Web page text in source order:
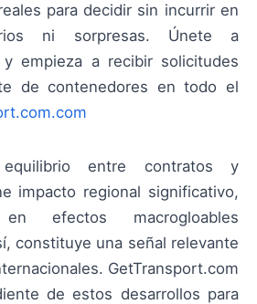
para decidir sin incurrir en
ni sorpresas. Únete a
y empieza a recibir solicitudes
de contenedores en todo el
entre contratos y
impacto regional significativo,
efectos macrogloables
constituye una señal relevante
GetTransport.com
de estos desarrollos para